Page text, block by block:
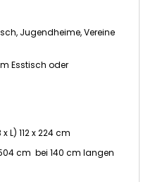
Jugendheime, Vereine
Esstisch oder
L) 112 x 224 cm
cm bei 140 cm langen